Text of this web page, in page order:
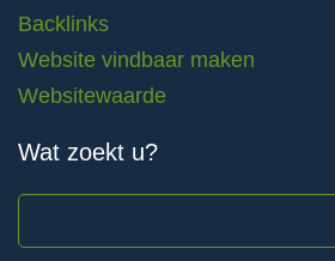
Backlinks
Website vindbaar maken
Websitewaarde
Wat zoekt u?